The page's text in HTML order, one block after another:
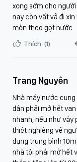
xong sớm cho
nay còn vất vả đi
mòn theo gọt nước.
Thích (1)
Trang Nguyên
Nhà máy nước
dân phải mở hết
nhanh, nếu như vậy
thiệt nghiêng về
dụng trung bình
nhà tôi phải mở hết